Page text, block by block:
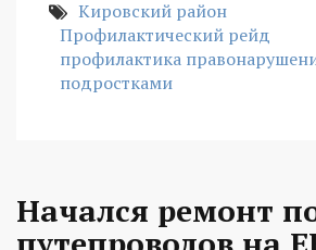
Кировский район
Профилактический рейд
профилактика
подростками
Начался ремонт